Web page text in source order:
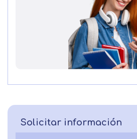
Solicitar información